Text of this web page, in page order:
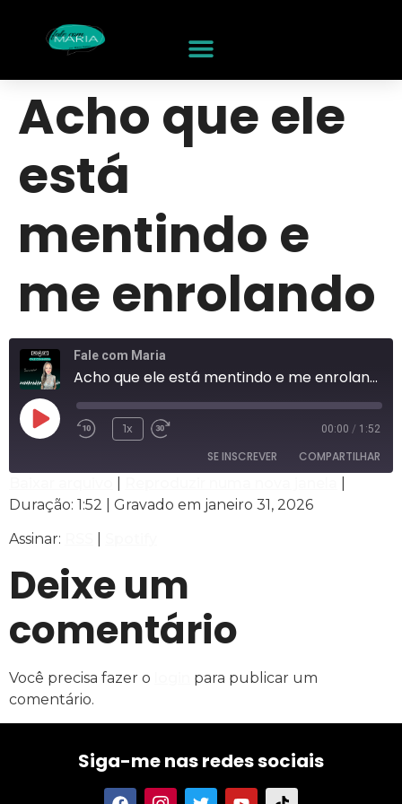
Acho que ele
está
mentindo e
me enrolando
Fale com Maria
Acho que ele está mentindo e me enrolando
1x 00:00 / 1:52
SE INSCREVER COMPARTILHAR
RSS Spotify
FEED RSS
COMPARTILHAR
LINK
INCORPORAR
Duração: 1:52
Gravado em janeiro 31, 2026
Assinar:
Deixe um
comentário
Você precisa fazer o
para publicar um
comentário.
Siga-me nas redes sociais